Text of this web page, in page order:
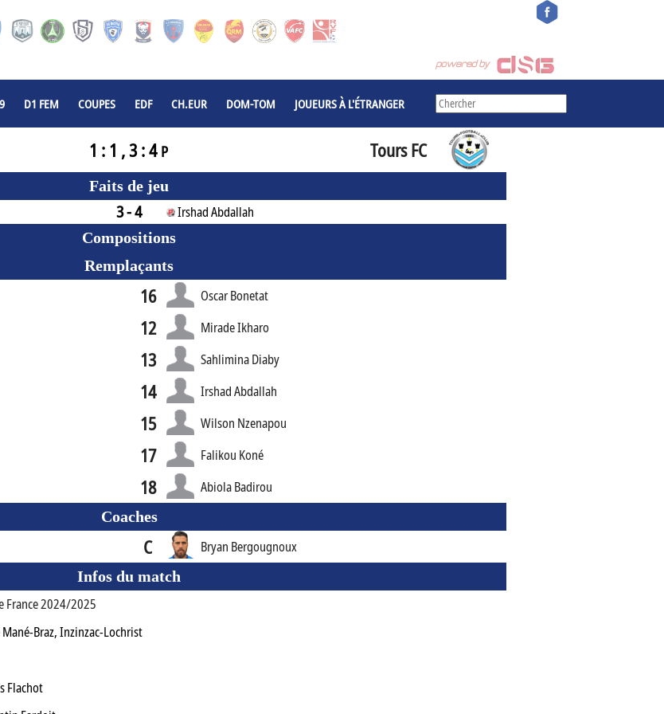
D1 FEM COUPES EDF CH.EUR DOM-TOM JOUEURS À L'ÉTRANGER
1 : 1 , 3 : 4 P Tours FC
Faits de jeu
3 - 4
Irshad Abdallah
Compositions
Remplaçants
16 Oscar Bonetat
12 Mirade Ikharo
13 Sahlimina Diaby
14 Irshad Abdallah
15 Wilson Nzenapou
17 Falikou Koné
18
Abiola Badirou
Coaches
C
Bryan Bergougnoux
Infos du match
France 2024/2025
Mané-Braz, Inzinzac-Lochrist
Flachot